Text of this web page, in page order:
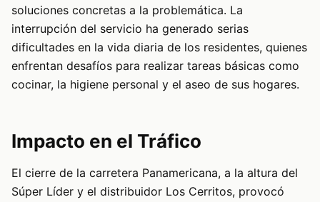
soluciones concretas a la problemática. La
interrupción del servicio ha generado serias
dificultades en la vida diaria de los residentes, quienes
enfrentan desafíos para realizar tareas básicas como
cocinar, la higiene personal y el aseo de sus hogares.
Impacto en el Tráfico
El cierre de la carretera Panamericana, a la altura del
Súper Líder y el distribuidor Los Cerritos, provocó